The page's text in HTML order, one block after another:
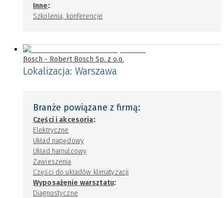
Inne:
Szkolenia, konferencje
Bosch - Robert Bosch Sp. z o.o.
Lokalizacja: Warszawa
Branże powiązane z firmą:
Części i akcesoria:
Elektryczne
Układ napędowy
Układ hamulcowy
Zawieszenia
Części do układów klimatyzacji
Wyposażenie warsztatu:
Diagnostyczne